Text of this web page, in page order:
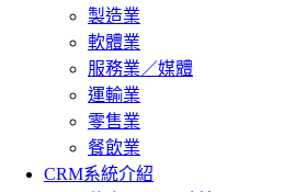
製造業
軟體業
服務業／媒體
運輸業
零售業
餐飲業
CRM系統介紹